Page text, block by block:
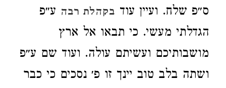
ס״פ שלח. ועיין עוד בקהלת רבה ע״פ
הגדלתי מעשי. כי תבאו אל ארץ
מושבותיכם ועשיתם עולה. ועוד שם ע״פ
ושתה בלב טוב יינך זו פ׳ נסכים כי כבר